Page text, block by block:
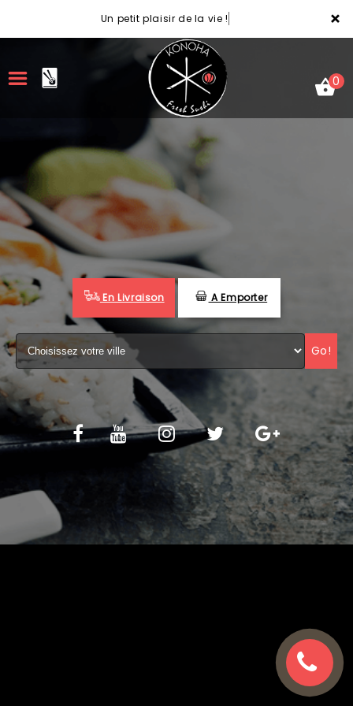
×
Un petit plaisir de la vie !
LA CARTE
VOTRE COMPTE
NOTRE RESTAURANT
VOS AVIS
MENTIONS LÉGALES
C.G.V
0
En Livraison A Emporter
Go!